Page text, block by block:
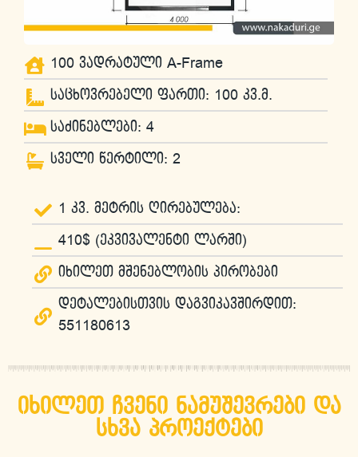
100 ვადრატული A-Frame
საცხოვრებელი ფართი: 100 კვ.მ.
საძინებლები: 4
სველი წერტილი: 2
1 კვ. მეტრის ღირებულება:
410$ (ეკვივალენტი ლარში)
იხილეთ მშენებლობის პირობები
დეტალებისთვის დაგვიკავშირდით:
551180613
იხილეთ ჩვენი ნამუშევრები და
სხვა პროექტები